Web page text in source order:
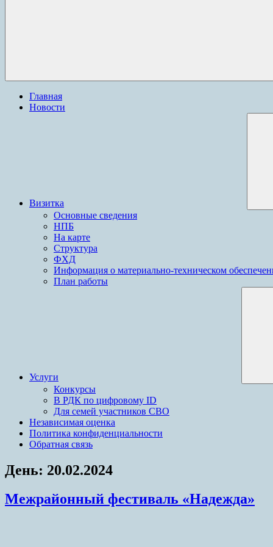
Главная
Новости
Визитка
Основные сведения
НПБ
На карте
Структура
ФХД
Информация о материально-техническом
План работы
Услуги
Конкурсы
В РДК по цифровому ID
Для семей участников СВО
Независимая оценка
Политика конфиденциальности
Обратная связь
День: 20.02.2024
Межрайонный фестиваль «Надежда»